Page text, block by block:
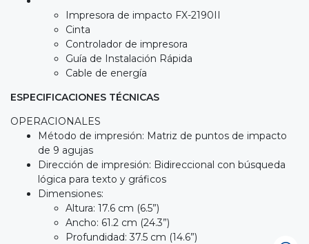
Impresora de impacto FX-2190II
Cinta
Controlador de impresora
Guía de Instalación Rápida
Cable de energía
ESPECIFICACIONES TÉCNICAS
OPERACIONALES
Método de impresión: Matriz de puntos de impacto
de 9 agujas
Dirección de impresión: Bidireccional con búsqueda
lógica para texto y gráficos
Dimensiones:
Altura: 17.6 cm (6.5”)
Ancho: 61.2 cm (24.3”)
Profundidad: 37.5 cm (14.6”)